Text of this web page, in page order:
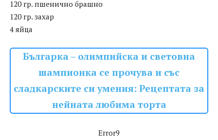
120 гр. пшенично брашно
120 гр. захар
4 яйца
Българка – олимпийска и световна
шампионка се прочува и със
сладкарските си умения: Рецептата за
нейната любима торта
Error9